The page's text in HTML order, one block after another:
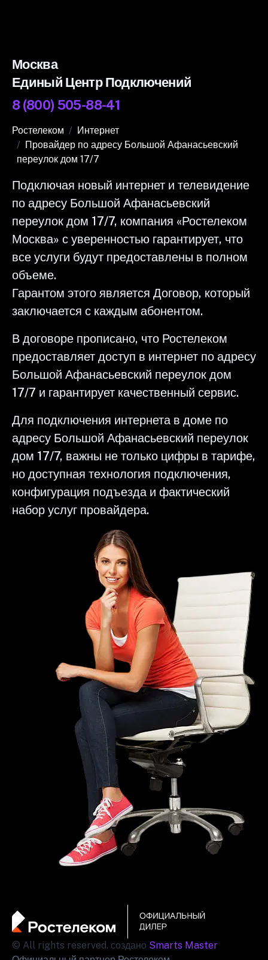
Москва
Единый Центр Подключений
8 (800) 505-88-41
Ростелеком
Интернет
Провайдер по адресу Большой Афанасьевский
переулок дом 17/7
Подключая новый интернет и телевидение
по адресу Большой Афанасьевский
переулок дом 17/7, компания «Ростелеком
Москва» с уверенностью гарантирует, что
все услуги будут предоставлены в полном
объеме.
Гарантом этого является Договор, который
заключается с каждым абонентом.
В договоре прописано, что Ростелеком
предоставляет доступ в интернет по адресу
Большой Афанасьевский переулок дом
17/7 и гарантирует качественный сервис.
Для подключения интернета в доме по
адресу Большой Афанасьевский переулок
дом 17/7, важны не только цифры в тарифе,
но доступная технология подключения,
конфигурация подъезда и фактический
набор услуг провайдера.
© All rights reserved. создано Smarts Master